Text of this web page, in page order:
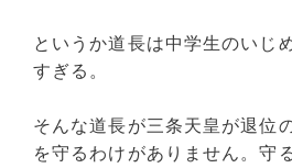
というか道長は中学生のいじ
すぎる。
そんな道長が三条天皇が退位
を守るわけがありません。守